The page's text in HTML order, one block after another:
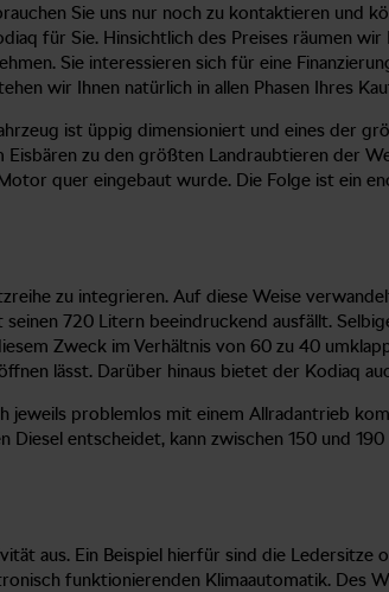
Sie uns nur noch zu kontaktieren und
für Sie. Hinsichtlich des Preises räumen
Sie interessieren sich für eine
wir Ihnen natürlich in allen Phasen Ihres
ist üppig dimensioniert und eines der
zu den größten Landraubtieren der
quer eingebaut wurde. Die Folge ist ein
zu integrieren. Auf diese Weise
720 Litern beeindruckend ausfällt.
Zweck im Verhältnis von 60 zu 40
lässt. Darüber hinaus bietet der Kodiaq
problemlos mit einem Allradantrieb
entscheidet, kann zwischen 150 und
aus. Ein Beispiel hierfür sind die
funktionierenden Klimaautomatik. Des